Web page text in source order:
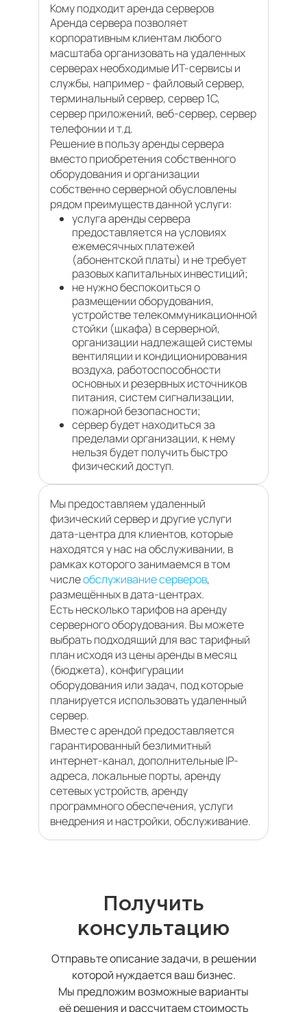
Кому подходит аренда серверов
Аренда сервера позволяет
корпоративным клиентам любого
масштаба организовать на удаленных
серверах необходимые ИТ-сервисы и
службы, например - файловый сервер,
терминальный сервер, сервер 1С,
сервер приложений, веб-сервер, сервер
телефонии и т.д.
Решение в пользу аренды сервера
вместо приобретения собственного
оборудования и организации
собственно серверной обусловлены
рядом преимуществ данной услуги:
услуга аренды сервера
предоставляется на условиях
ежемесячных платежей
(абонентской платы) и не требует
разовых капитальных инвестиций;
не нужно беспокоиться о
размещении оборудования,
устройстве телекоммуникационной
стойки (шкафа) в серверной,
организации надлежащей системы
вентиляции и кондиционирования
воздуха, работоспособности
основных и резервных источников
питания, систем сигнализации,
пожарной безопасности;
сервер будет находиться за
пределами организации, к нему
нельзя будет получить быстро
физический доступ.
Мы предоставляем удаленный
физический сервер и другие услуги
дата-центра для клиентов, которые
находятся у нас на обслуживании, в
рамках которого занимаемся в том
числеобслуживание серверов,
размещённых в дата-центрах.
Есть несколько тарифов на аренду
серверного оборудования. Вы можете
выбрать подходящий для вас тарифный
план исходя из цены аренды в месяц
(бюджета), конфигурации
оборудования или задач, под которые
планируется использовать удаленный
сервер.
Вместе с арендой предоставляется
гарантированный безлимитный
интернет-канал, дополнительные IP-
адреса, локальные порты, аренду
сетевых устройств, аренду
программного обеспечения, услуги
внедрения и настройки, обслуживание.
Получить
консультацию
Отправьте описание задачи, в решении
которой нуждается ваш бизнес.
Мы предложим возможные варианты
её решения и рассчитаем стоимость